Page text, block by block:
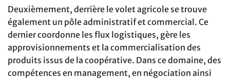
Deuxièmement, derrière le volet agricole se trouve
également un pôle administratif et commercial. Ce
dernier coordonne les flux logistiques, gère les
approvisionnements et la commercialisation des
produits issus de la coopérative. Dans ce domaine, des
compétences en management, en négociation ainsi